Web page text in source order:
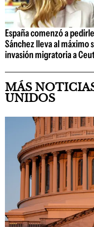
España comenzó a
Sánchez lleva al máximo
invasión migratoria a
MÁS
UNIDOS